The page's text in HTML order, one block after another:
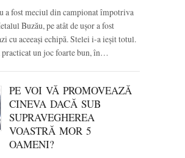
a fost meciul din campionat împotriva
Buzău, pe atât de ușor a fost
cu aceeași echipă. Stelei i-a ieșit totul.
un joc foarte bun, în…
PE VOI VĂ PROMOVEAZĂ
CINEVA DACĂ SUB
SUPRAVEGHEREA
VOASTRĂ MOR 5
OAMENI?